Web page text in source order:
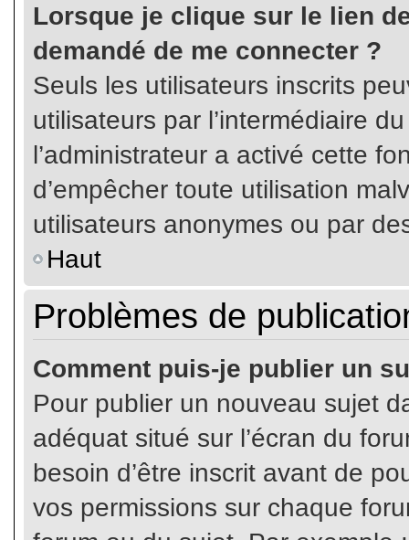
Lorsque je clique sur le lien
demandé de me connecter ?
Seuls les utilisateurs inscrits
utilisateurs par l’intermédiaire
l’administrateur a activé cette
d’empêcher toute utilisation
utilisateurs anonymes ou par
Haut
Problèmes de
Comment puis-je publier un
Pour publier un nouveau sujet
adéquat situé sur l’écran du
besoin d’être inscrit avant de
vos permissions sur chaque